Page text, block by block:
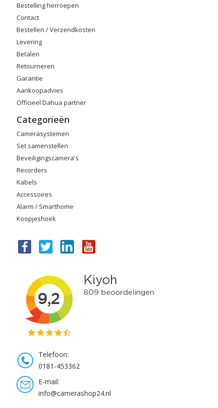
Bestelling herroepen
Contact
Bestellen / Verzendkosten
Levering
Betalen
Retourneren
Garantie
Aankoopadvies
Officieel Dahua partner
Categorieën
Camerasystemen
Set samenstellen
Beveiligingscamera's
Recorders
Kabels
Accessoires
Alarm / Smarthome
Koopjeshoek
Telefoon:
0181-453362
E-mail:
info@camerashop24.nl